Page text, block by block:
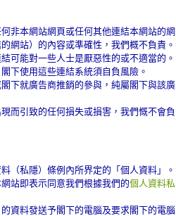
非本網站網頁或任何其他連結本網站的網
網站）的內容或準確性，我們概不負責。
可能對一些人士是厭惡性的或不適當的。
下使用這些連結系統須自負風險。
下就廣告商推銷的參與，純屬閣下與該廣
而引致的任何損失或損害，我們慨不會負
（私隱）條例內所界定的「個人資料」。
站即表示同意我們根據我們的個人資料私
資料發送予閣下的電腦及要求閣下的電腦